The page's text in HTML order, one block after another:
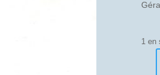
1 en